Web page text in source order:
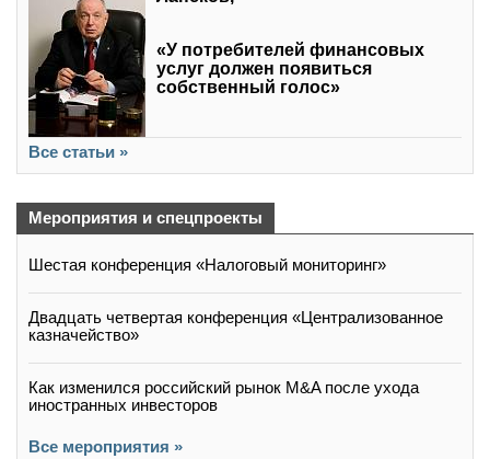
«У потребителей финансовых
услуг должен появиться
собственный голос»
Все статьи »
Мероприятия и спецпроекты
Шестая конференция «Налоговый мониторинг»
Двадцать четвертая конференция «Централизованное
казначейство»
Как изменился российский рынок M&A после ухода
иностранных инвесторов
Все мероприятия »